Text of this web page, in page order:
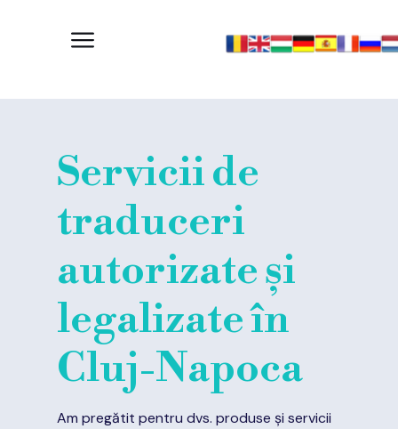
Servicii de
traduceri
autorizate și
legalizate în
Cluj-Napoca
Am pregătit pentru dvs. produse și servicii